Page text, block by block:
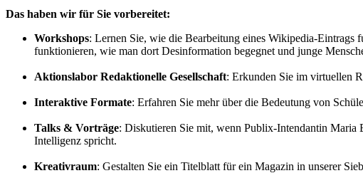
Das haben wir für Sie vorbereitet:
Workshops: Lernen Sie, wie die Bearbeitung eines Wikipedia-
funktionieren, wie man dort Desinformation begegnet und junge
Aktionslabor Redaktionelle Gesellschaft: Erkunden Sie im virtuellen
Interaktive Formate: Erfahren Sie mehr über die Bedeutung von
Talks & Vorträge: Diskutieren Sie mit, wenn Publix-Intendantin Maria
Intelligenz spricht.
Kreativraum: Gestalten Sie ein Titelblatt für ein Magazin in unserer